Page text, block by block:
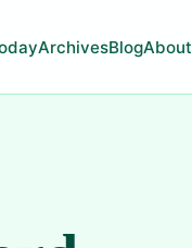
ArchivesBlogAbout